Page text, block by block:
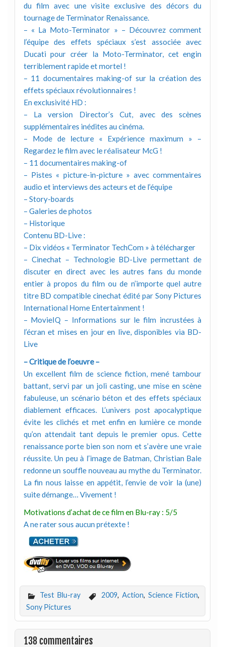
du film avec une visite exclusive des décors du
tournage de Terminator Renaissance.
– « La Moto-Terminator » – Découvrez comment
l’équipe des effets spéciaux s’est associée avec
Ducati pour créer la Moto-Terminator, cet engin
terriblement rapide et mortel !
– 11 documentaires making-of sur la création des
effets spéciaux révolutionnaires !
En exclusivité HD :
– La version Director’s Cut, avec des scènes
supplémentaires inédites au cinéma.
– Mode de lecture « Expérience maximum » –
Regardez le film avec le réalisateur McG !
– 11 documentaires making-of
– Pistes « picture-in-picture » avec commentaires
audio et interviews des acteurs et de l’équipe
– Story-boards
– Galeries de photos
– Historique
Contenu BD-Live :
– Dix vidéos « Terminator TechCom » à télécharger
– Cinechat – Technologie BD-Live permettant de
discuter en direct avec les autres fans du monde
entier à propos du film ou de n’importe quel autre
titre BD compatible cinechat édité par Sony Pictures
International Home Entertainment !
– MovieIQ – Informations sur le film incrustées à
l’écran et mises en jour en live, disponibles via BD-
Live
– Critique de l’oeuvre –
Un excellent film de science fiction, mené tambour
battant, servi par un joli casting, une mise en scène
fabuleuse, un scénario béton et des effets spéciaux
diablement efficaces. L’univers post apocalyptique
évite les clichés et met enfin en lumière ce monde
qu’on attendait tant depuis le premier opus. Cette
renaissance porte bien son nom et s’avère une vraie
réussite. Un peu à l’image de Batman, Christian Bale
redonne un souffle nouveau au mythe du Terminator.
La fin nous laisse en appétit, l’envie de voir la (une)
suite démange… Vivement !
Motivations d’achat de ce film en Blu-ray : 5/5
A ne rater sous aucun prétexte !
Test Blu-ray 2009, Action, Science Fiction,
Sony Pictures
138 commentaires